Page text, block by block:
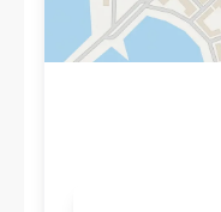
Tost Makinesi
Mikrodalga